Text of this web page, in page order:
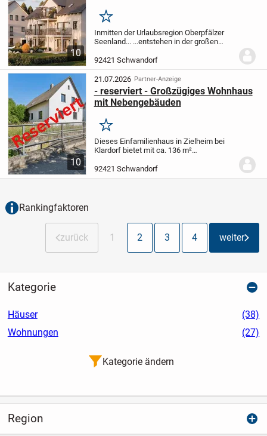
10
Merken
Inmitten der Urlaubsregion Oberpfälzer
Seenland... ...entstehen in der großen
fünf moderne Eigentumswohnungen.
beiden Gebäude bieten ein hohes
Abschreibungs...
92421 Schwandorf
10
21.07.2026 Partner-Anzeige
- reserviert - Großzügiges Wohnhaus
mit Nebengebäuden
Merken
Dieses Einfamilienhaus in Zielheim bei
Klardorf bietet mit ca. 136 m²
Grundstück, mehreren Garagen,
Werkstattflächen sowie einer
92421 Schwandorf
Rankingfaktoren
zurück 1 2 3 4 weiter
Kategorie
Häuser
(38)
Wohnungen
(27)
Kategorie ändern
Region